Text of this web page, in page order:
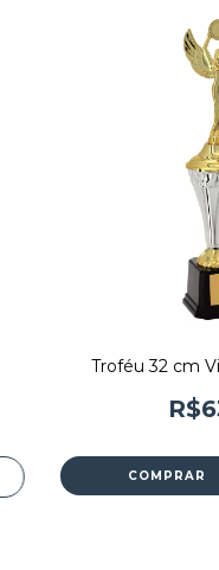
Troféu 32 cm